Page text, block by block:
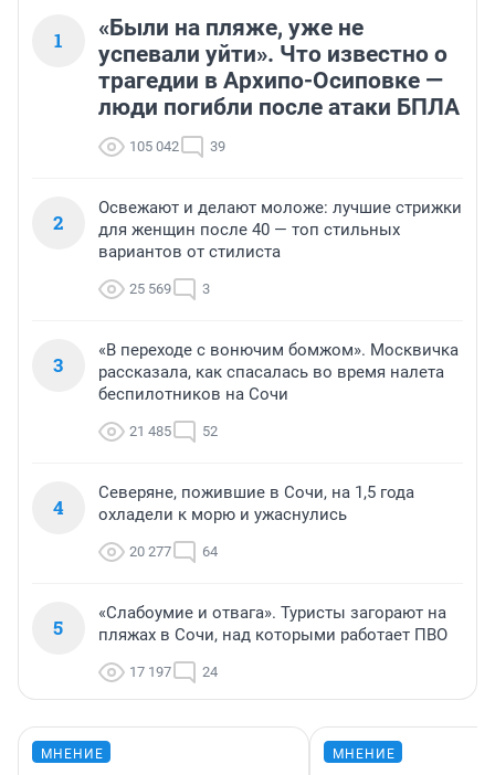
1
«Были на пляже, уже не
успевали уйти». Что известно о
трагедии в Архипо-Осиповке —
люди погибли после атаки БПЛА
105 042 39
2
Освежают и делают моложе: лучшие стрижки
для женщин после 40 — топ стильных
вариантов от стилиста
25 569 3
3
«В переходе с вонючим бомжом». Москвичка
рассказала, как спасалась во время налета
беспилотников на Сочи
21 485 52
4
Северяне, пожившие в Сочи, на 1,5 года
охладели к морю и ужаснулись
20 277 64
5
«Слабоумие и отвага». Туристы загорают на
пляжах в Сочи, над которыми работает ПВО
17 197 24
МНЕНИЕ МНЕНИЕ